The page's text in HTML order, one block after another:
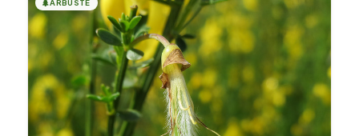
🌲ARBUSTE